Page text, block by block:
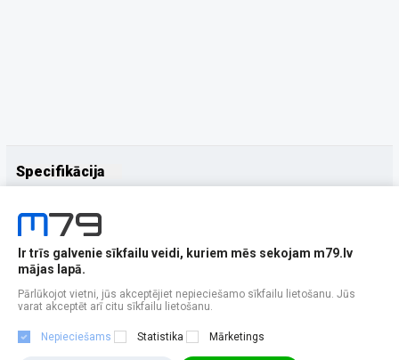
Specifikācija
Papildus
Ir trīs galvenie sīkfailu veidi, kuriem mēs sekojam m79.lv
mājas lapā.
Pārlūkojot vietni, jūs akceptējiet nepieciešamo sīkfailu lietošanu. Jūs
varat akceptēt arī citu sīkfailu lietošanu.
Nepieciešams Statistika Mārketings